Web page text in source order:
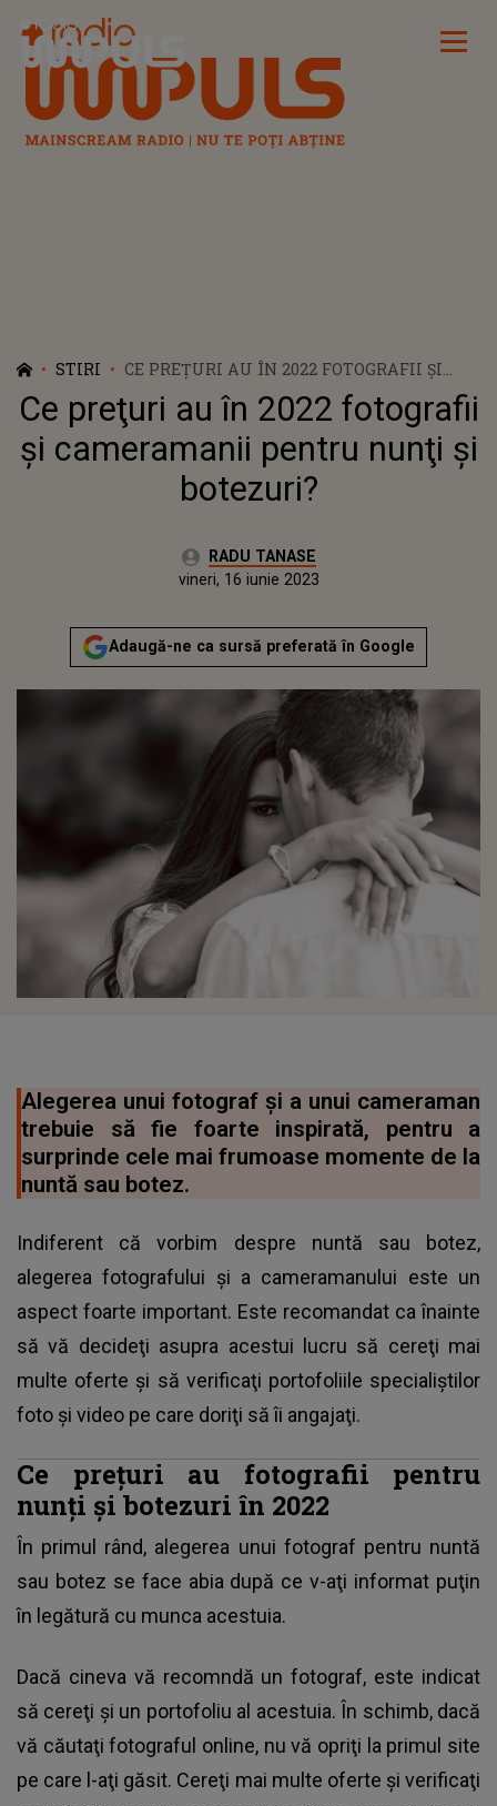
Radio Impuls
STIRI
CE PREŢURI AU ÎN 2022 FOTOGRAFII ŞI
CAMERAMANII PENTRU NUNŢI ŞI
BOTEZURI?
Ce preţuri au în 2022 fotografii
şi cameramanii pentru nunţi şi
botezuri?
Autor:RADU TANASE
Actualizat:
vineri, 16 iunie 2023
Adaugă-ne ca sursă preferată în Google
Alegerea unui fotograf şi a unui cameraman
trebuie să fie foarte inspirată, pentru a
surprinde cele mai frumoase momente de la
nuntă sau botez.
Indiferent că vorbim despre nuntă sau botez,
alegerea fotografului şi a cameramanului este un
aspect foarte important. Este recomandat ca înainte
să vă decideţi asupra acestui lucru să cereţi mai
multe oferte şi să verificaţi portofoliile specialiştilor
foto şi video pe care doriţi să îi angajaţi.
Ce preţuri au fotografii pentru
nunţi şi botezuri în 2022
În primul rând, alegerea unui fotograf pentru nuntă
sau botez se face abia după ce v-aţi informat puţin
în legătură cu munca acestuia.
Dacă cineva vă recomndă un fotograf, este indicat
să cereţi şi un portofoliu al acestuia. În schimb, dacă
vă căutaţi fotograful online, nu vă opriţi la primul site
pe care l-aţi găsit. Cereţi mai multe oferte şi verificaţi